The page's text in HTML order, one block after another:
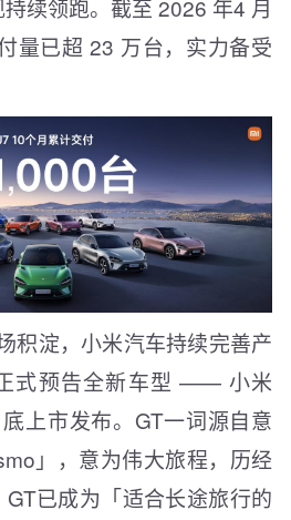
续领跑。截至 2026 年4 月
量已超 23 万台，实力备受
积淀，小米汽车持续完善产
式预告全新车型 —— 小米
上市发布。GT一词源自意
」，意为伟大旅程，历经
已成为「适合长途旅行的